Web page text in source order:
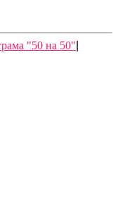
"50 на 50"